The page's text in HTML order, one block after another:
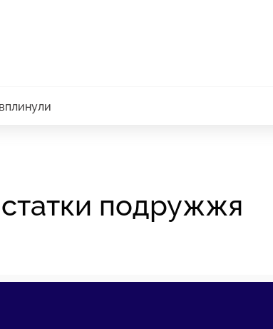
статки подружжя